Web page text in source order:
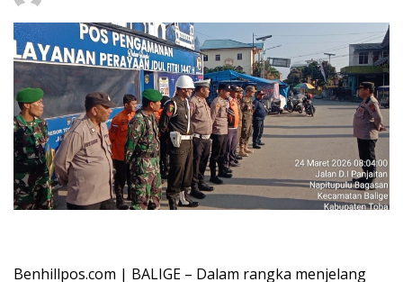
Benhillpos.com | BALIGE – Dalam rangka menjelang